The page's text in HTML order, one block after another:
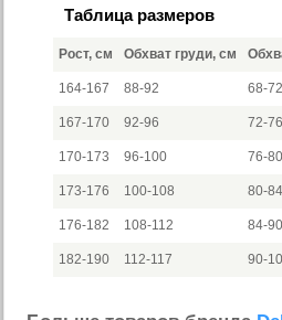
Таблица размеров
Рост, см Обхват груди, см
164-167 88-92 68-72
167-170 92-96 72-76
170-173 96-100 76-80
173-176 100-108 80-84
176-182 108-112 84-90
182-190 112-117 90-